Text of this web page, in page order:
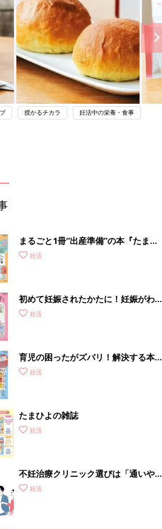
授かるチカラ 妊活中の栄養・食事
まるごと1冊“出産準備”の本『たまご
クラブ 夏号』〈スペシャル大特集〉
妊活
初めて妊娠されたかたに！妊娠がわか
ったら最初に読む本『初めてのたまご
妊活
育児の困ったがズバリ！解決する本
『ひよこクラブ 秋号』 4カ月～2才
妊活
たまひよの雑誌
妊活
不妊治療クリニック選びは「通いやす
さ」が大切！選び方、重要3カ条っ
妊活